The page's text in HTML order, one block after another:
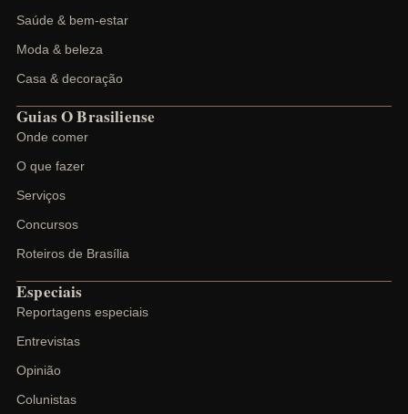
Saúde & bem-estar
Moda & beleza
Casa & decoração
Guias O Brasiliense
Onde comer
O que fazer
Serviços
Concursos
Roteiros de Brasília
Especiais
Reportagens especiais
Entrevistas
Opinião
Colunistas